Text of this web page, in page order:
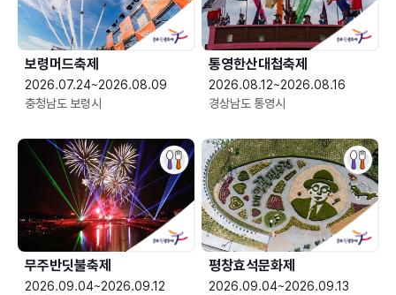
보령머드축제
2026.07.24~2026.08.09
충청남도 보령시
통영한산대첩축제
2026.08.12~2026.08.16
경상남도 통영시
무주반딧불축제
2026.09.04~2026.09.12
평창효석문화제
2026.09.04~2026.09.13